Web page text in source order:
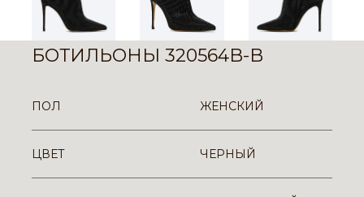
БОТИЛЬОНЫ 320564B-B
ПОЛ ЖЕНСКИЙ
ЦВЕТ ЧЕРНЫЙ